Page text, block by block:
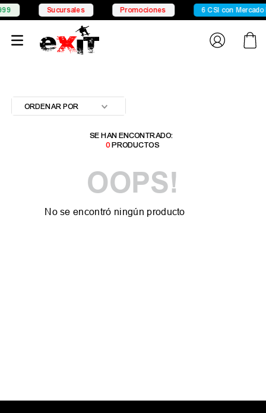
Sucursales Promociones 6 CSI con Mercado
ORDENAR POR
0PRODUCTOS
OOPS!
No se encontró ningún producto